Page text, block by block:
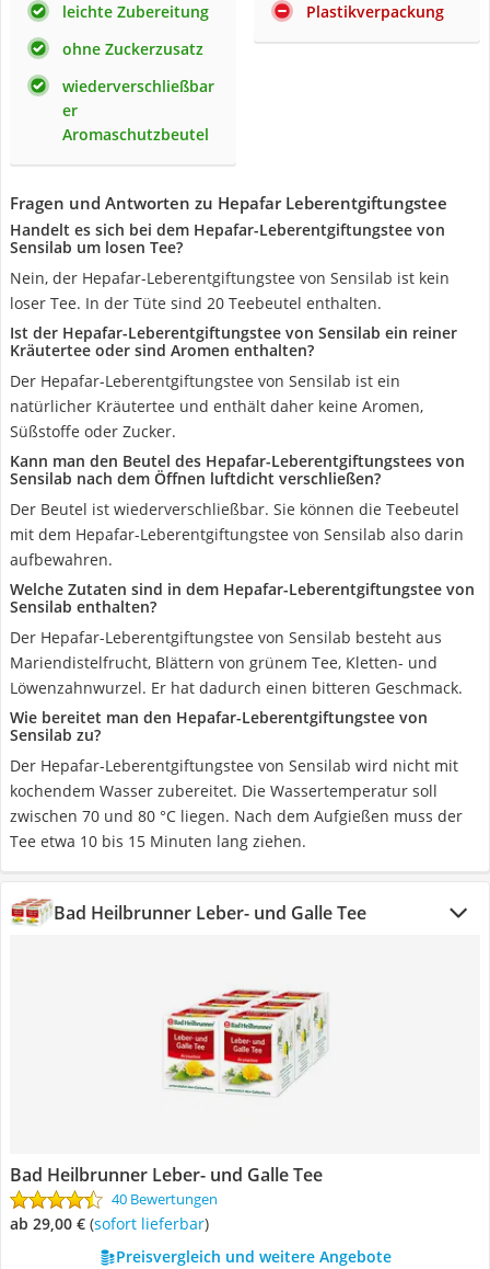
leichte Zubereitung
ohne Zuckerzusatz
wiederverschließbar
er
Aromaschutzbeutel
Plastikverpackung
Fragen und Antworten zu Hepafar Leberentgiftungstee
Handelt es sich bei dem Hepafar-Leberentgiftungstee von
Sensilab um losen Tee?
Nein, der Hepafar-Leberentgiftungstee von Sensilab ist kein
loser Tee. In der Tüte sind 20 Teebeutel enthalten.
Ist der Hepafar-Leberentgiftungstee von Sensilab ein reiner
Kräutertee oder sind Aromen enthalten?
Der Hepafar-Leberentgiftungstee von Sensilab ist ein
natürlicher Kräutertee und enthält daher keine Aromen,
Süßstoffe oder Zucker.
Kann man den Beutel des Hepafar-Leberentgiftungstees von
Sensilab nach dem Öffnen luftdicht verschließen?
Der Beutel ist wiederverschließbar. Sie können die Teebeutel
mit dem Hepafar-Leberentgiftungstee von Sensilab also darin
aufbewahren.
Welche Zutaten sind in dem Hepafar-Leberentgiftungstee von
Sensilab enthalten?
Der Hepafar-Leberentgiftungstee von Sensilab besteht aus
Mariendistelfrucht, Blättern von grünem Tee, Kletten- und
Löwenzahnwurzel. Er hat dadurch einen bitteren Geschmack.
Wie bereitet man den Hepafar-Leberentgiftungstee von
Sensilab zu?
Der Hepafar-Leberentgiftungstee von Sensilab wird nicht mit
kochendem Wasser zubereitet. Die Wassertemperatur soll
zwischen 70 und 80 °C liegen. Nach dem Aufgießen muss der
Tee etwa 10 bis 15 Minuten lang ziehen.
Bad Heilbrunner Leber- und Galle Tee
Bad Heilbrunner Leber- und Galle Tee
40 Bewertungen
ab 29,00 € ( Sofort lieferbar)
Preisvergleich und weitere Angebote